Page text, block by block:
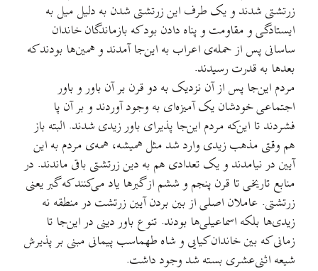
زرتشتی شدند و یک طرف این زرتشتی شدن به دلیل میل به
ایستادگی و مقاومت و پناه دادن بود که بازماندگان خاندان
ساسانی پس از حمله‌ی اعراب به این‌جا آمدند و همین‌ها بودند که
بعدها به قدرت رسیدند.
مردم این‌جا پس از آن نزدیک به دو قرن بر آن باور و باور
اجتماعی خودشان یک آمیزه‌ای به وجود آوردند و بر آن پا
فشردند تا این‌که مردم این‌جا پذیرای باور زیدی شدند. البته باز
هم وقتی مذهب زیدی وارد شد مثل همیشه، همه‌ی مردم به این
آیین در نیامدند و یک تعدادی هم به دین زرتشتی باقی ماندند. در
منابع تاریخی تا قرن پنجم و ششم از گبرها یاد می‌کنند که گبر یعنی
زرتشتی. عاملان اصلی از بین بردن آیین زرتشت در منطقه نه
زیدی‌ها بلکه اسماعیلی‌ها بودند. تنوع باور دینی در این‌جا تا
زمانی که بین خاندان کیایی و شاه طهماسب پیمانی مبنی بر پذیرش
شیعه اثنی‌عشری بسته شد وجود داشت.